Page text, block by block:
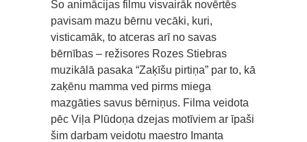
Šo animācijas filmu visvairāk novērtēs
pavisam mazu bērnu vecāki, kuri,
visticamāk, to atceras arī no savas
bērnības – režisores Rozes Stiebras
muzikālā pasaka “Zaķīšu pirtiņa” par to, kā
zaķēnu mamma ved pirms miega
mazgāties savus bērniņus. Filma veidota
pēc Viļa Plūdoņa dzejas motīviem ar īpaši
šim darbam veidotu maestro Imanta